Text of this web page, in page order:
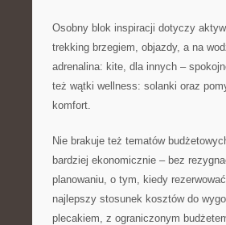
Osobny blok inspiracji dotyczy
trekking brzegiem, objazdy, a na
adrenalina: kite, dla innych –
też wątki wellness: solanki oraz
komfort.
Nie brakuje też tematów
bardziej ekonomicznie – bez
planowaniu, o tym, kiedy
najlepszy stosunek kosztów do
plecakiem, z ograniczonym